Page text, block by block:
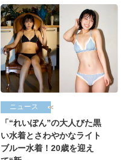
ニュース
「“れいぽん”の大人びた黒
い水着とさわやかなライト
ブルー水着！20歳を迎え